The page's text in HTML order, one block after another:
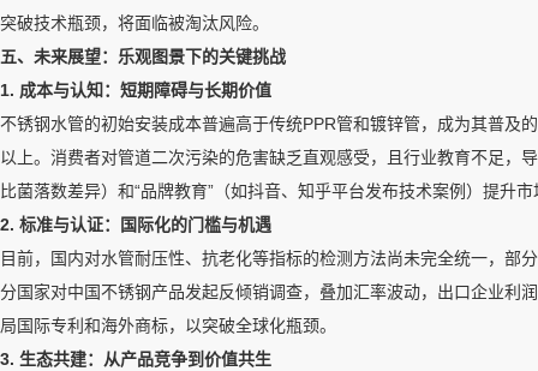
突破技术瓶颈，将面临被淘汰风险。
五、未来展望：乐观图景下的关键挑战
1. 成本与认知：短期障碍与长期价值
不锈钢水管的初始安装成本普遍高于传统PPR管和镀锌管，成为其普及
以上。消费者对管道二次污染的危害缺乏直观感受，且行业教育不足，
比菌落数差异）和“品牌教育”（如抖音、知乎平台发布技术案例）提升
2. 标准与认证：国际化的门槛与机遇
目前，国内对水管耐压性、抗老化等指标的检测方法尚未完全统一，
分国家对中国不锈钢产品发起反倾销调查，叠加汇率波动，出口企业利
局国际专利和海外商标，以突破全球化瓶颈。
3. 生态共建：从产品竞争到价值共生